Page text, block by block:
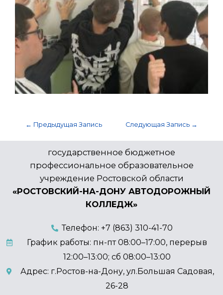
← Предыдущая Запись Следующая Запись →
государственное бюджетное
профессиональное образовательное
учреждение Ростовской области
«РОСТОВСКИЙ-НА-ДОНУ АВТОДОРОЖНЫЙ
КОЛЛЕДЖ»
Телефон: +7 (863) 310-41-70
График работы: пн-пт 08:00–17:00, перерыв
12:00–13:00; сб 08:00–13:00
Адрес: г.Ростов-на-Дону, ул.Большая Садовая,
26-28